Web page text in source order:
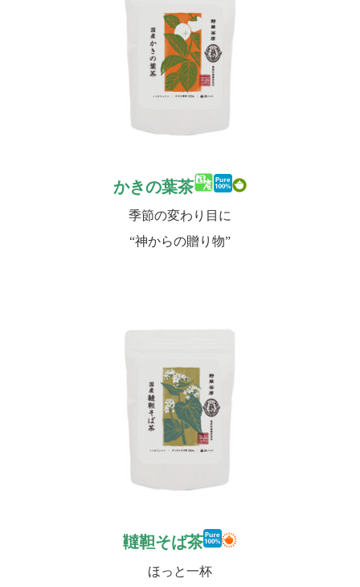
かきの葉茶
季節の変わり目に
“神からの贈り物”
韃靼そば茶
ほっと一杯